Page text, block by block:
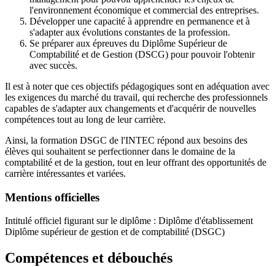
l'environnement économique et commercial des entreprises.
Développer une capacité à apprendre en permanence et à
s'adapter aux évolutions constantes de la profession.
Se préparer aux épreuves du Diplôme Supérieur de
Comptabilité et de Gestion (DSCG) pour pouvoir l'obtenir
avec succès.
Il est à noter que ces objectifs pédagogiques sont en adéquation avec
les exigences du marché du travail, qui recherche des professionnels
capables de s'adapter aux changements et d'acquérir de nouvelles
compétences tout au long de leur carrière.
Ainsi, la formation DSGC de l'INTEC répond aux besoins des
élèves qui souhaitent se perfectionner dans le domaine de la
comptabilité et de la gestion, tout en leur offrant des opportunités de
carrière intéressantes et variées.
Mentions officielles
Intitulé officiel figurant sur le diplôme : Diplôme d'établissement
Diplôme supérieur de gestion et de comptabilité (DSGC)
Compétences et débouchés